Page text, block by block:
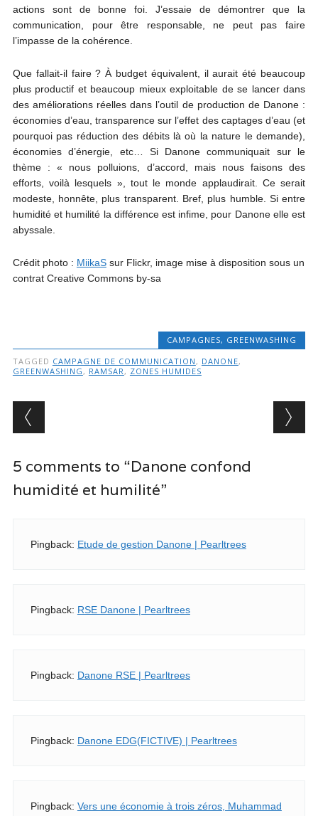
actions sont de bonne foi. J’essaie de démontrer que la
communication, pour être responsable, ne peut pas faire
l’impasse de la cohérence.
Que fallait-il faire ? À budget équivalent, il aurait été beaucoup
plus productif et beaucoup mieux exploitable de se lancer dans
des améliorations réelles dans l’outil de production de Danone :
économies d’eau, transparence sur l’effet des captages d’eau (et
pourquoi pas réduction des débits là où la nature le demande),
économies d’énergie, etc… Si Danone communiquait sur le
thème : « nous polluions, d’accord, mais nous faisons des
efforts, voilà lesquels », tout le monde applaudirait. Ce serait
modeste, honnête, plus transparent. Bref, plus humble. Si entre
humidité et humilité la différence est infime, pour Danone elle est
abyssale.
Crédit photo : MiikaSsur Flickr, image mise à disposition sous un
contrat Creative Commons by-sa
CAMPAGNES, GREENWASHING
TAGGED CAMPAGNE DE COMMUNICATION , DANONE,
GREENWASHING , RAMSAR, ZONES HUMIDES
Post navigation
5 comments to “Danone confond
humidité et humilité”
Pingback: Etude de gestion Danone | Pearltrees
Pingback: RSE Danone | Pearltrees
Pingback: Danone RSE | Pearltrees
Pingback: Danone EDG(FICTIVE) | Pearltrees
Pingback: Vers une économie à trois zéros, Muhammad